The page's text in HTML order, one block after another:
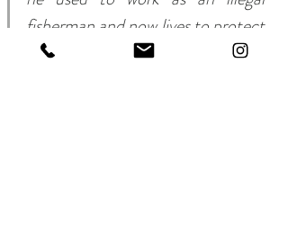
fisherman and now lives to protect
the Amazon's Pirarucu stocks.